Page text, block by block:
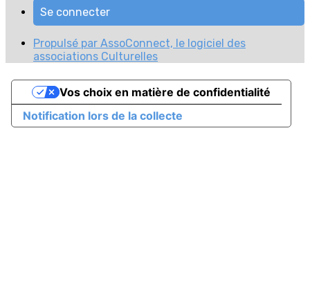
Se connecter
Propulsé par AssoConnect, le logiciel des
associations Culturelles
Notification lors de la collecte
Vos choix en matière de confidentialité